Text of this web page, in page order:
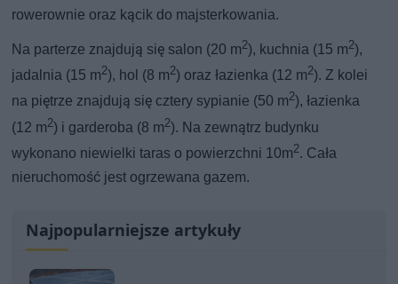
rowerownie oraz kącik do majsterkowania.
Na parterze znajdują się salon (20 m2), kuchnia (15 m2),
jadalnia (15 m2), hol (8 m2) oraz łazienka (12 m2). Z kolei
na piętrze znajdują się cztery sypianie (50 m2), łazienka
(12 m2) i garderoba (8 m2). Na zewnątrz budynku
wykonano niewielki taras o powierzchni 10m2. Cała
nieruchomość jest ogrzewana gazem.
Najpopularniejsze artykuły